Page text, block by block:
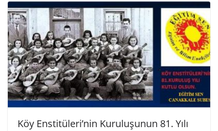
Köy Enstitüleri’nin Kuruluşunun 81. Yılı